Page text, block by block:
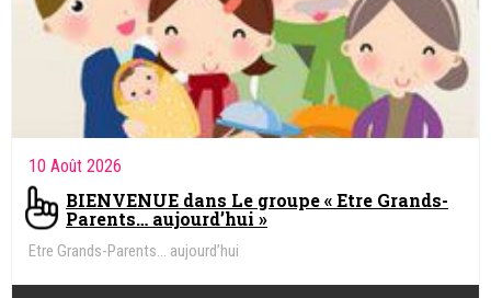
10 Août 2026
BIENVENUE dans Le groupe « Etre Grands-
Parents… aujourd’hui »
Etre Grands-Parents… aujourd’hui